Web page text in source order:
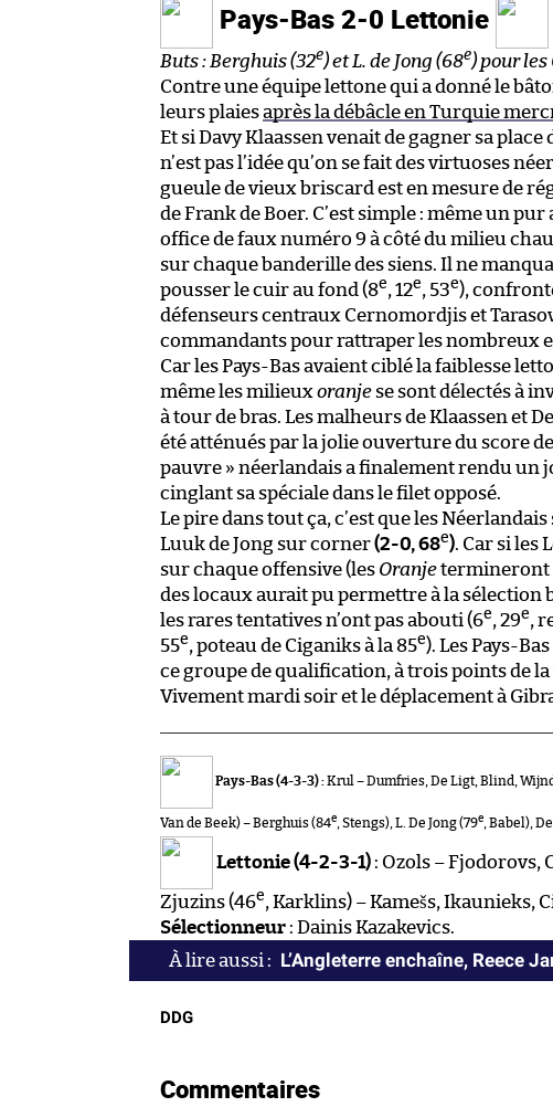
Pays-Bas 2-0 Lettonie
Buts : Berghuis (32e) et L. de Jong (68e) pour
Contre une équipe lettone qui a donné le
leurs plaiesaprès la débâcle en Turquie
Et si Davy Klaassen venait de gagner sa place
n’est pas l’idée qu’on se fait des virtuoses
gueule de vieux briscard est en mesure de
de Frank de Boer. C’est simple : même un
office de faux numéro 9 à côté du milieu
sur chaque banderille des siens. Il ne
pousser le cuir au fond (8e, 12e, 53e),
défenseurs centraux Cernomordjis et
commandants pour rattraper les nombreux
Car les Pays-Bas avaient ciblé la faiblesse
même les milieux oranje se sont délectés à
à tour de bras. Les malheurs de Klaassen et
été atténués par la jolie ouverture du score
pauvre » néerlandais a finalement rendu un
cinglant sa spéciale dans le filet opposé.
Le pire dans tout ça, c’est que les
Luuk de Jong sur corner(2-0, 68e). Car si les
sur chaque offensive (les Oranjetermineront
des locaux aurait pu permettre à la sélection
les rares tentatives n’ont pas abouti (6e, 29e,
55e, poteau de Ciganiks à la 85e). Les Pays-
ce groupe de qualification, à trois points de
Vivement mardi soir et le déplacement à
Pays-Bas (4-3-3) : Krul – Dumfries, De Ligt, Blind,
Van de Beek) – Berghuis (84e , Stengs), L. De Jong (79e , Babel),
Lettonie (4-2-3-1) : Ozols – Fjodorovs,
Zjuzins (46e, Karklins) – Kamešs, Ikaunieks,
Sélectionneur : Dainis Kazakevics.
L’Angleterre enchaîne, Reece
DDG
Commentaires